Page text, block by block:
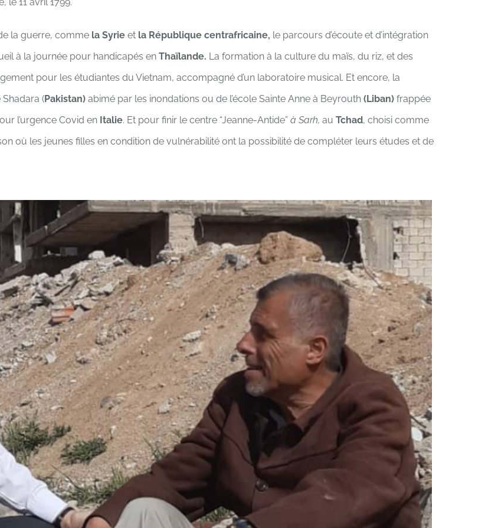
la guerre, comme la Syrieet la République centrafricaine, le parcours d’écoute et d’intégration
à la journée pour handicapés en Thaïlande. La formation à la culture du maïs, du riz, et des
pour les étudiantes du Vietnam, accompagné d’un laboratoire musical. Et encore, la
(Pakistan)abimé par les inondations ou de l’école Sainte Anne à Beyrouth (Liban) frappée
l’urgence Covid en Italie. Et pour finir le centre “Jeanne-Antide” à Sarh, au Tchad, choisi comme
où les jeunes filles en condition de vulnérabilité ont la possibilité de compléter leurs études et de